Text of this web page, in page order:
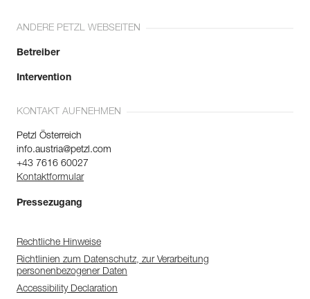
ANDERE PETZL WEBSEITEN
Betreiber
Intervention
KONTAKT AUFNEHMEN
Petzl Österreich
info.austria@petzl.com
+43 7616 60027
Kontaktformular
Pressezugang
Rechtliche Hinweise
Richtlinien zum Datenschutz, zur Verarbeitung
personenbezogener Daten
Accessibility Declaration